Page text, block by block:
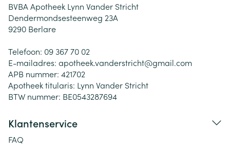
BVBA Apotheek Lynn Vander Stricht
Dendermondsesteenweg 23A
9290 Berlare
Telefoon: 09 367 70 02
E-mailadres: apotheek.vanderstricht@gmail.com
APB nummer: 421702
Apotheek titularis: Lynn Vander Stricht
BTW nummer: BE0543287694
Klantenservice
FAQ